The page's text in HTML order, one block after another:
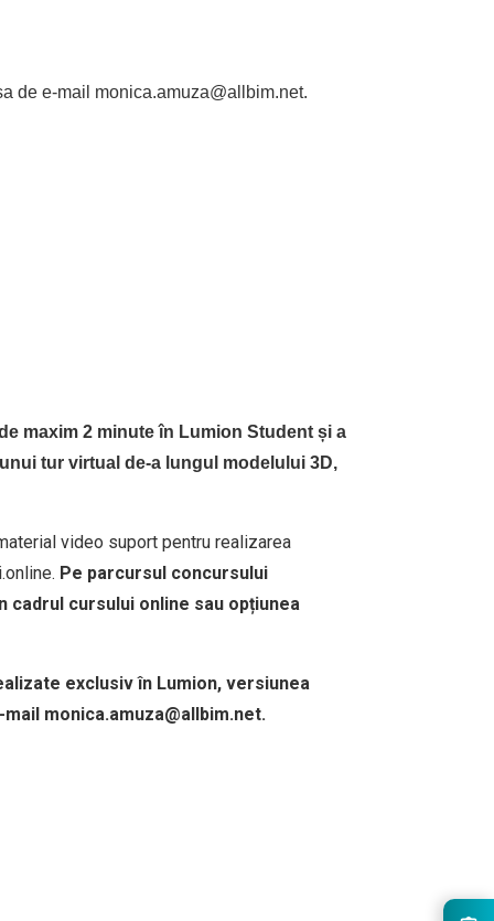
de e-mail monica.amuza@allbim.net.
maxim 2 minute în Lumion Student și a
tur virtual de-a lungul modelului 3D,
video suport pentru realizarea
Pe parcursul concursului
cursului online sau opțiunea
exclusiv în Lumion, versiunea
monica.amuza@allbim.net.